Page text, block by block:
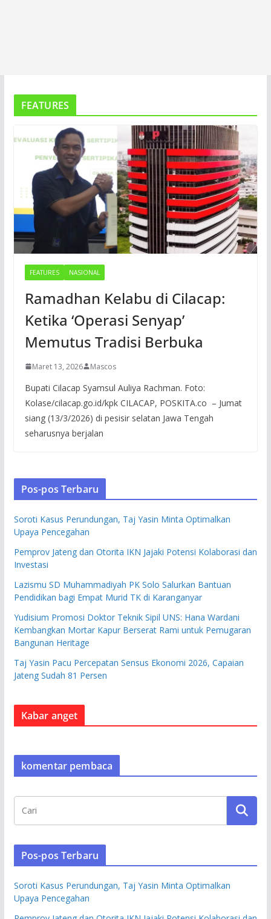
FEATURES
FEATURES NASIONAL
Ramadhan Kelabu di Cilacap:
Ketika ‘Operasi Senyap’
Memutus Tradisi Berbuka
Maret 13, 2026 Mascos
Bupati Cilacap Syamsul Auliya Rachman. Foto:
Kolase/cilacap.go.id/kpk CILACAP, POSKITA.co – Jumat
siang (13/3/2026) di pesisir selatan Jawa Tengah
seharusnya berjalan
Pos-pos Terbaru
Soroti Kasus Perundungan, Taj Yasin Minta Optimalkan
Upaya Pencegahan
Pemprov Jateng dan Otorita IKN Jajaki Potensi Kolaborasi dan
Investasi
Lazismu SD Muhammadiyah PK Solo Salurkan Bantuan
Pendidikan bagi Empat Murid TK di Karanganyar
Yudisium Promosi Doktor Teknik Sipil UNS: Hana Wardani
Kembangkan Mortar Kapur Berserat Rami untuk Pemugaran
Bangunan Heritage
Taj Yasin Pacu Percepatan Sensus Ekonomi 2026, Capaian
Jateng Sudah 81 Persen
Kabar anget
komentar pembaca
Pos-pos Terbaru
Soroti Kasus Perundungan, Taj Yasin Minta Optimalkan
Upaya Pencegahan